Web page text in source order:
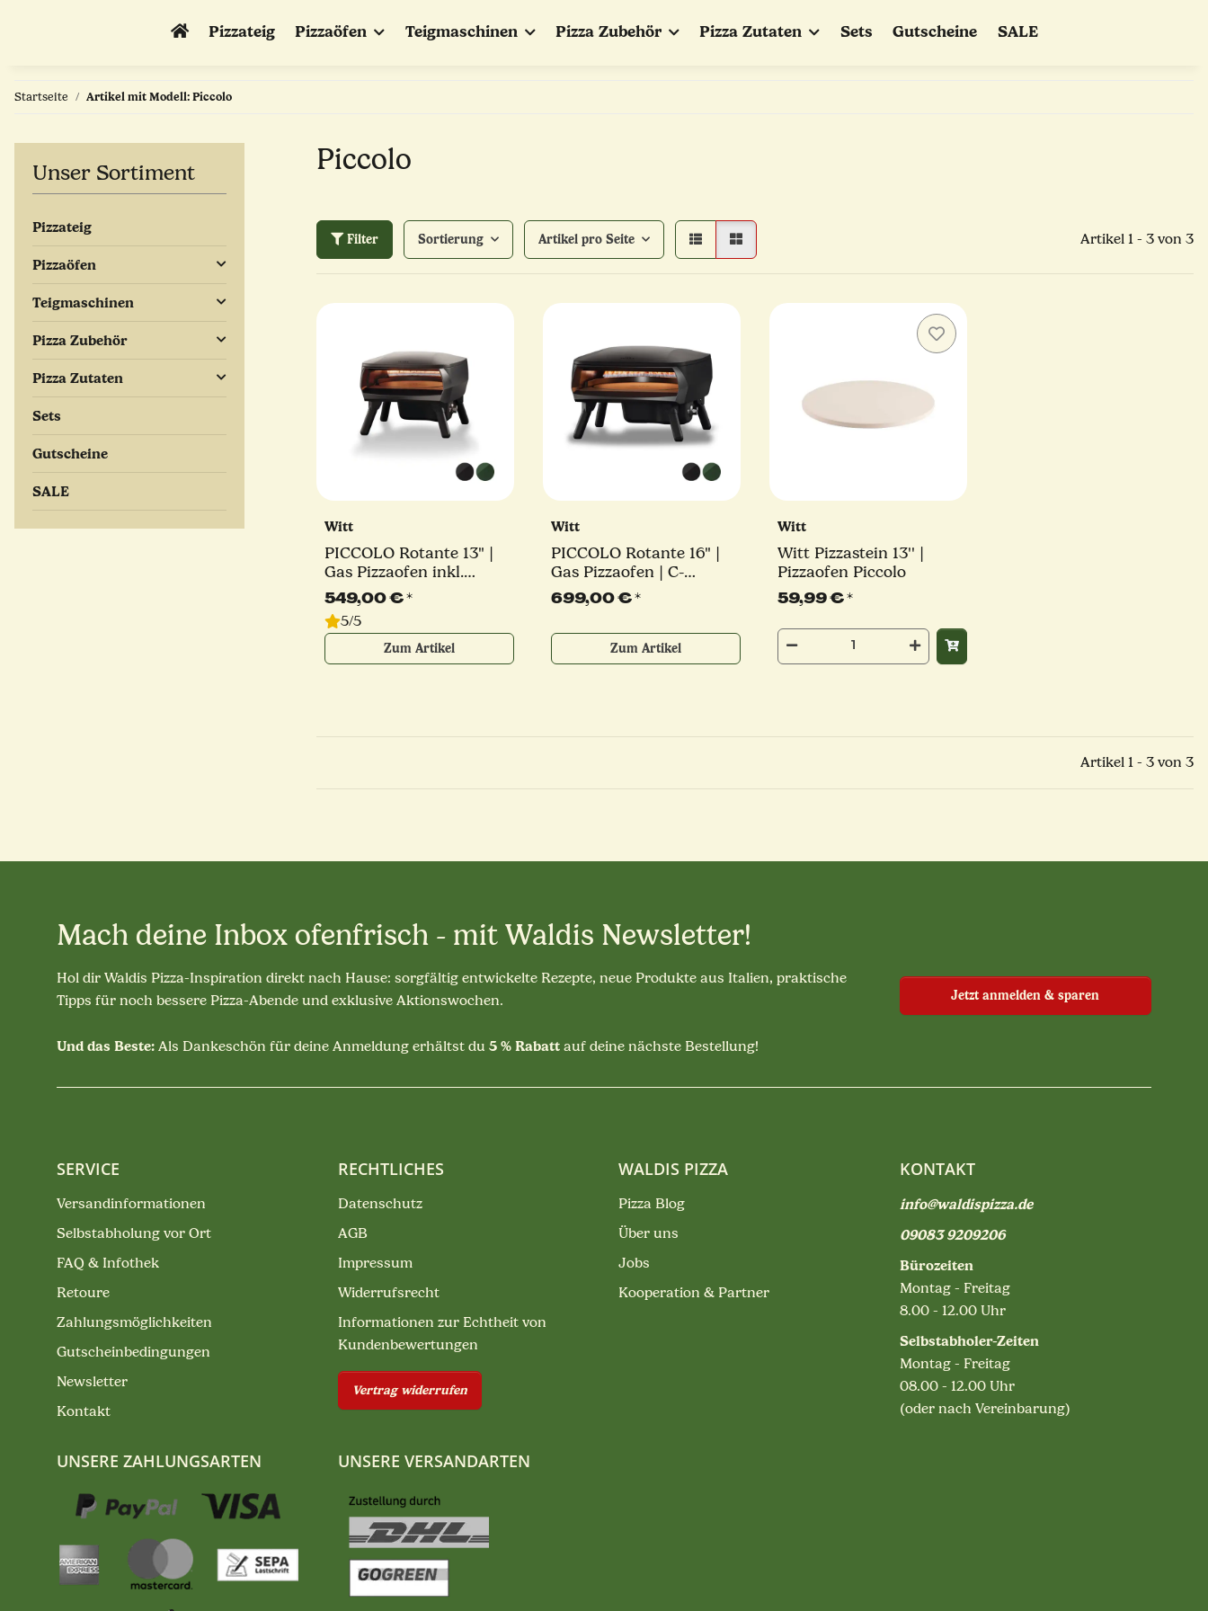
Pizzateig Pizzaöfen Teigmaschinen Pizza Zubehör Pizza Zutaten Sets Gutscheine SALE
Startseite Artikel mit Modell: Piccolo
Piccolo
Filter Sortierung Artikel pro Seite Artikel 1 - 3 von 3
Witt
PICCOLO Rotante 13" |
Gas Pizzaofen inkl.
Pizzaschaufel | C-
Brenner | 5,2 kW |
verschiedene Farben
549,00 €*
5/5
Zum Artikel
Witt
PICCOLO Rotante 16" |
Gas Pizzaofen | C-
Brenner | 7 kW |
verschiedene Farben
699,00 €*
Zum Artikel
Witt
Witt Pizzastein 13'' |
Pizzaofen Piccolo
59,99 €*
Artikel 1 - 3 von 3
Unser Sortiment
Pizzateig
Pizzaöfen
Teigmaschinen
Pizza Zubehör
Pizza Zutaten
Sets
Gutscheine
SALE
Mach deine Inbox ofenfrisch - mit Waldis Newsletter!
Hol dir Waldis Pizza-Inspiration direkt nach Hause: sorgfältig entwickelte Rezepte, neue Produkte aus Italien, praktische
Tipps für noch bessere Pizza-Abende und exklusive Aktionswochen.
Und das Beste: Als Dankeschön für deine Anmeldung erhältst du 5 % Rabatt auf deine nächste Bestellung!
Jetzt anmelden & sparen
SERVICE
Versandinformationen
Selbstabholung vor Ort
FAQ & Infothek
Retoure
Zahlungsmöglichkeiten
Gutscheinbedingungen
Newsletter
Kontakt
RECHTLICHES
Datenschutz
AGB
Impressum
Widerrufsrecht
Informationen zur Echtheit von
Kundenbewertungen
Vertrag widerrufen
WALDIS PIZZA
Pizza Blog
Über uns
Jobs
Kooperation & Partner
KONTAKT
info@waldispizza.de
09083 9209206
Bürozeiten
Montag - Freitag
8.00 - 12.00 Uhr
Selbstabholer-Zeiten
Montag - Freitag
08.00 - 12.00 Uhr
(oder nach Vereinbarung)
UNSERE ZAHLUNGSARTEN UNSERE VERSANDARTEN